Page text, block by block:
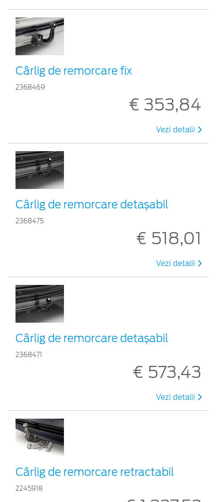
Cârlig de remorcare fix
2368469
€ 353,84
Vezi detalii
Cârlig de remorcare detașabil
2368475
€ 518,01
Vezi detalii
Cârlig de remorcare detașabil
2368471
€ 573,43
Vezi detalii
Cârlig de remorcare retractabil
2245918